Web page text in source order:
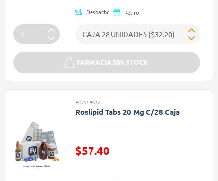
Despacho Retiro
FARMACIA SIN STOCK
ROSLIPID
Roslipid Tabs 20 Mg C/28 Caja
Precio reducido de
$57.40